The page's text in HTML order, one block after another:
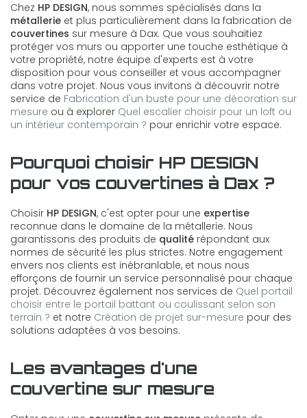
Chez HP DESIGN, nous sommes spécialisés dans la
métallerie et plus particulièrement dans la fabrication de
couvertines sur mesure à Dax. Que vous souhaitiez
protéger vos murs ou apporter une touche esthétique à
votre propriété, notre équipe d'experts est à votre
disposition pour vous conseiller et vous accompagner
dans votre projet. Nous vous invitons à découvrir notre
service de Fabrication d'un buste pour une décoration sur
mesure ou à explorer Quel escalier choisir pour un loft ou
un intérieur contemporain ? pour enrichir votre espace.
Pourquoi choisir HP DESIGN
pour vos couvertines à Dax ?
Choisir HP DESIGN, c'est opter pour une expertise
reconnue dans le domaine de la métallerie. Nous
garantissons des produits de qualité répondant aux
normes de sécurité les plus strictes. Notre engagement
envers nos clients est inébranlable, et nous nous
efforçons de fournir un service personnalisé pour chaque
projet. Découvrez également nos services de Quel portail
choisir entre le portail battant ou coulissant selon son
terrain ? et notre Création de projet sur-mesure pour des
solutions adaptées à vos besoins.
Les avantages d'une
couvertine sur mesure